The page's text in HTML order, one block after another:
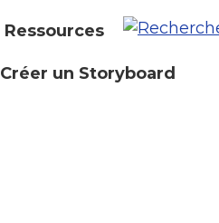
Ressources
Créer un Storyboard